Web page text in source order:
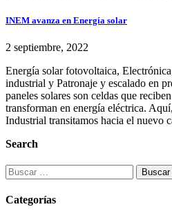
INEM avanza en Energía solar
2 septiembre, 2022
Energía solar fotovoltaica,
industrial y Patronaje y escalado en
paneles solares son celdas que
transforman en energía eléctrica.
Industrial transitamos hacia el nuevo
Search
Buscar:
Categorías